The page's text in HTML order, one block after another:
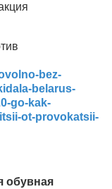
bez-
belarus-
go-kak-
ot-provokatsii-
обувная